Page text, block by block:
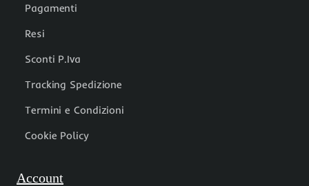
Pagamenti
Resi
Sconti P.Iva
Tracking Spedizione
Termini e Condizioni
Cookie Policy
Account